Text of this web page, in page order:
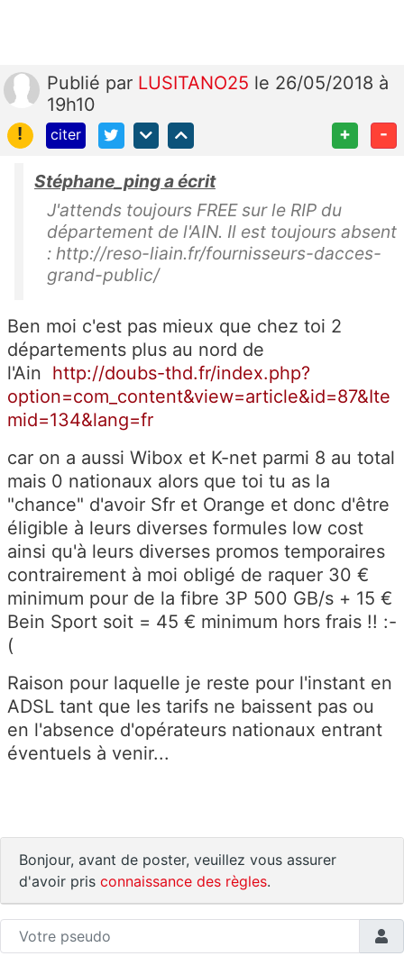
Publié par LUSITANO25 le 26/05/2018 à
19h10
!
citer + -
Stéphane_ping a écrit
J'attends toujours FREE sur le RIP du
département de l'AIN. Il est toujours absent
: http://reso-liain.fr/fournisseurs-dacces-
grand-public/
Ben moi c'est pas mieux que chez toi 2
départements plus au nord de
l'Ain http://doubs-thd.fr/index.php?
option=com_content&view=article&id=87&Ite
mid=134&lang=fr
car on a aussi Wibox et K-net parmi 8 au total
mais 0 nationaux alors que toi tu as la
"chance" d'avoir Sfr et Orange et donc d'être
éligible à leurs diverses formules low cost
ainsi qu'à leurs diverses promos temporaires
contrairement à moi obligé de raquer 30 €
minimum pour de la fibre 3P 500 GB/s + 15 €
Bein Sport soit = 45 € minimum hors frais !! :-
(
Raison pour laquelle je reste pour l'instant en
ADSL tant que les tarifs ne baissent pas ou
en l'absence d'opérateurs nationaux entrant
éventuels à venir...
Bonjour, avant de poster, veuillez vous assurer
d'avoir pris connaissance des règles.